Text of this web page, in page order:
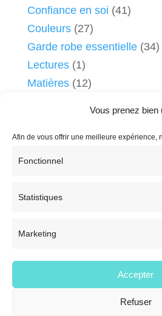
Vous prenez bien
Afin de vous offrir une meilleure expérience,
Fonctionnel
Statistiques
Marketing
Accepter
Refuser
Confiance en soi (41)
Couleurs(27)
Garde robe essentielle(34)
Lectures(1)
Matières(12)
(16)
Shopping(10)
Style
(44)
Trier vêtements et
C.G.V. et Mentions Légales
Facebook
Instagram